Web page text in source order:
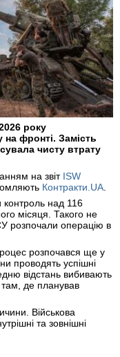
року
на фронті. Замість
чисту втрату
на звіт ISW
Контракти.UA
контроль над 116
місяця. Такого не
розпочали операцію в
розпочався ще у
проводять успішні
відстань вибивають
там, де планував
Військова
та зовнішні